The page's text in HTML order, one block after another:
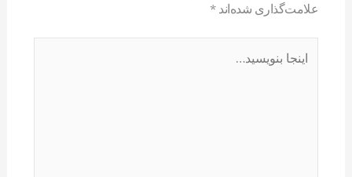
علامت‌گذاری شده‌اند*
بنویسید…